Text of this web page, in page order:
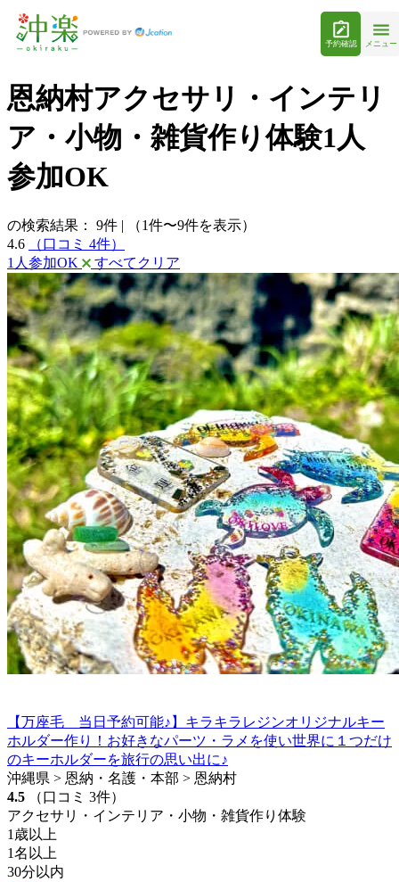
予約確認 メニュー
恩納村アクセサリ・インテリ
ア・小物・雑貨作り体験1人
参加OK
の検索結果： 9件 |
（1件〜9件を表示）
4.6
（口コミ 4件）
1人参加OK
すべてクリア
【万座毛 当日予約可能♪】キラキラレジンオリジナルキー
ホルダー作り！お好きなパーツ・ラメを使い世界に１つだけ
のキーホルダーを旅行の思い出に♪
沖縄県 > 恩納・名護・本部 > 恩納村
4.5
（口コミ 3件）
アクセサリ・インテリア・小物・雑貨作り体験
1歳以上
1名以上
30分以内